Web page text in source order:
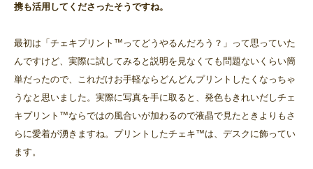
携も活用してくださったそうですね。
最初は「チェキプリント™ってどうやるんだろう？」って思っていた
んですけど、実際に試してみると説明を見なくても問題ないくらい簡
単だったので、これだけお手軽ならどんどんプリントしたくなっちゃ
うなと思いました。実際に写真を手に取ると、発色もきれいだしチェ
キプリント™ならではの風合いが加わるので液晶で見たときよりもさ
らに愛着が湧きますね。プリントしたチェキ™は、デスクに飾ってい
ます。